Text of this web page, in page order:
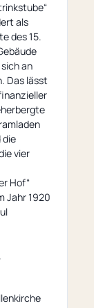
als
des 15.
an
Das lässt
die
vier
Hof“
Jahr 1920